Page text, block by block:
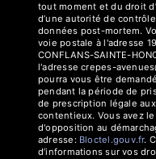
tout moment et du droit
d’une autorité de
données post-mortem.
voie postale à l'adresse
CONFLANS-SAINTE-
l'adresse crepes-
pourra vous être
pendant la période de
de prescription légale
contentieux. Vous avez
d'opposition au
adresse:
Bloctel.gouv.fr.
d’informations sur vos